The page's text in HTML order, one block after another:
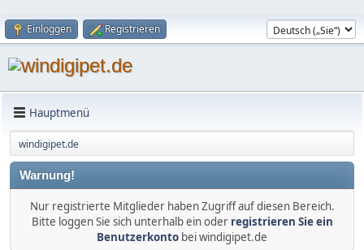
Einloggen Registrieren
Hauptmenü
windigipet.de
Warnung!
Nur registrierte Mitglieder haben Zugriff auf diesen Bereich.
Bitte loggen Sie sich unterhalb ein oder registrieren Sie ein
Benutzerkonto bei windigipet.de